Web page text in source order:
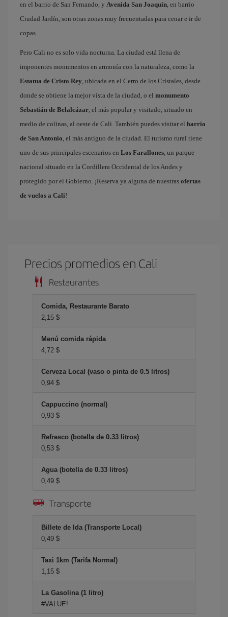
en el barrio de San Fernando, y Avenida San Joaquín, en barrio
Ciudad Jardín, son otras zonas muy frecuentadas para cenar e ir de
copas.
Pero Cali no es solo vida nocturna. La ciudad está llena de
imponentes monumentos en armonía con la naturaleza, como la
Estatua de Cristo Rey, ubicada en el Cerro de los Cristales, desde
donde se obtiene la mejor vista de la ciudad, o el monumento
Sebastián de Belalcázar, el más popular y visitado, situado en
medio de colinas, al oeste de Cali. También puedes visitar el barrio
de San Antonio, el más antiguo de la ciudad. El turismo rural tiene
uno de sus principales escenarios en Los Farallones, un parque
nacional situado en la Cordillera Occidental de los Andes y
protegido por el Gobierno. ¡Reserva ya alguna de nuestras ofertas
de vuelos a Cali!
Precios promedios en Cali
Restaurantes
Comida, Restaurante Barato
2,15 $
Menú comida rápida
4,72 $
Cerveza Local (vaso o pinta de 0.5 litros)
0,94 $
Cappuccino (normal)
0,93 $
Refresco (botella de 0.33 litros)
0,53 $
Agua (botella de 0.33 litros)
0,49 $
Transporte
Billete de Ida (Transporte Local)
0,49 $
Taxi 1km (Tarifa Normal)
1,15 $
La Gasolina (1 litro)
#VALUE!